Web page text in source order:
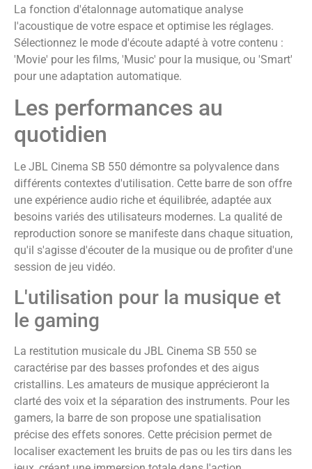
La fonction d'étalonnage automatique analyse
l'acoustique de votre espace et optimise les réglages.
Sélectionnez le mode d'écoute adapté à votre contenu :
'Movie' pour les films, 'Music' pour la musique, ou 'Smart'
pour une adaptation automatique.
Les performances au
quotidien
Le JBL Cinema SB 550 démontre sa polyvalence dans
différents contextes d'utilisation. Cette barre de son offre
une expérience audio riche et équilibrée, adaptée aux
besoins variés des utilisateurs modernes. La qualité de
reproduction sonore se manifeste dans chaque situation,
qu'il s'agisse d'écouter de la musique ou de profiter d'une
session de jeu vidéo.
L'utilisation pour la musique et
le gaming
La restitution musicale du JBL Cinema SB 550 se
caractérise par des basses profondes et des aigus
cristallins. Les amateurs de musique apprécieront la
clarté des voix et la séparation des instruments. Pour les
gamers, la barre de son propose une spatialisation
précise des effets sonores. Cette précision permet de
localiser exactement les bruits de pas ou les tirs dans les